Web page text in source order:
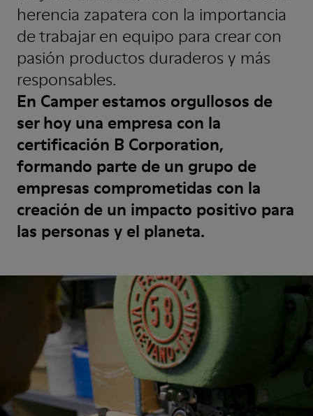
herencia zapatera con la importancia
de trabajar en equipo para crear con
pasión productos duraderos y más
responsables.
En Camper estamos orgullosos de
ser hoy una empresa con la
certificación B Corporation,
formando parte de un grupo de
empresas comprometidas con la
creación de un impacto positivo para
las personas y el planeta.